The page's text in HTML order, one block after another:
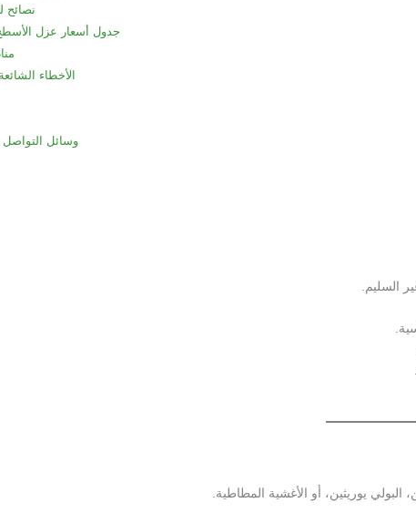
نصائح
جدول أسعار عزل
الأخطاء
وسائل
السليم.
يوريثين، أو الأغشية المطاطية.